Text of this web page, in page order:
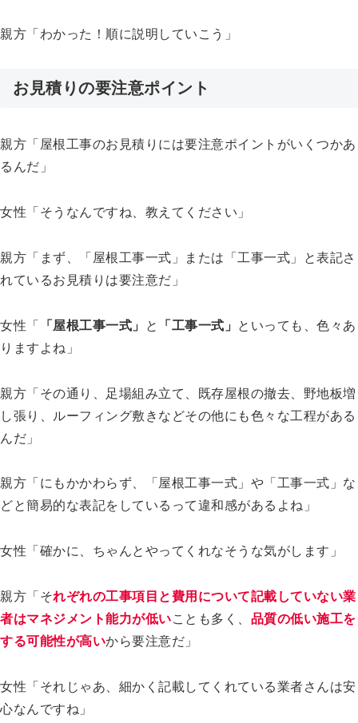
親方「わかった！順に説明していこう」
お見積りの要注意ポイント
親方「屋根工事のお見積りには要注意ポイントがいくつかあ
るんだ」
女性「そうなんですね、教えてください」
親方「まず、「屋根工事一式」または「工事一式」と表記さ
れているお見積りは要注意だ」
女性「 「屋根工事一式」 と 「工事一式」
といっても、色々あ
りますよね」
親方「その通り、足場組み立て、既存屋根の撤去、野地板増
し張り、ルーフィング敷きなどその他にも色々な工程がある
んだ」
親方「にもかかわらず、「屋根工事一式」や「工事一式」な
どと簡易的な表記をしているって違和感があるよね」
女性「確かに、ちゃんとやってくれなそうな気がします」
親方「それぞれの工事項目と費用について記載していない業
者はマネジメント能力が低いことも多く、 品質の低い施工を
する可能性が高いから要注意だ」
女性「それじゃあ、細かく記載してくれている業者さんは安
心なんですね」